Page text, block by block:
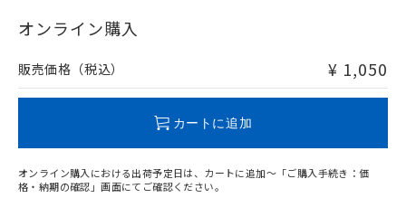
在庫等で未対応品が混在する可能性があります。
問い合わせください。
オンライン購入
販売価格（税込） ¥ 1,050
カートに追加
オンライン購入における出荷予定日は、カートに追加～「ご購入手続き：価
格・納期の確認」画面にてご確認ください。